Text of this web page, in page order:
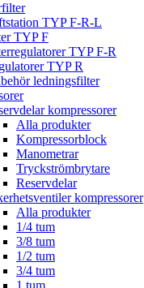
TYP F-R-L
TYP F
TYP F-R
TYP R
ledningsfilter
kompressorer
Alla produkter
Kompressorblock
Manometrar
Tryckströmbrytare
Reservdelar
kompressorer
Alla produkter
1/4 tum
3/8 tum
1/2 tum
3/4 tum
1 tum